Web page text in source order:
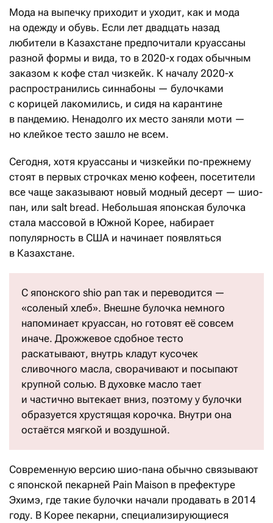
Мода на выпечку приходит и уходит, как и мода
на одежду и обувь. Если лет двадцать назад
любители в Казахстане предпочитали круассаны
разной формы и вида, то в 2020-х годах обычным
заказом к кофе стал чизкейк. К началу 2020-х
распространились синнабоны — булочками
с корицей лакомились, и сидя на карантине
в пандемию. Ненадолго их место заняли моти —
но клейкое тесто зашло не всем.
Сегодня, хотя круассаны и чизкейки по-прежнему
стоят в первых строчках меню кофеен, посетители
все чаще заказывают новый модный десерт — шио-
пан, или salt bread. Небольшая японская булочка
стала массовой в Южной Корее, набирает
популярность в США и начинает появляться
в Казахстане.
С японского shio pan так и переводится —
«соленый хлеб». Внешне булочка немного
напоминает круассан, но готовят её совсем
иначе. Дрожжевое сдобное тесто
раскатывают, внутрь кладут кусочек
сливочного масла, сворачивают и посыпают
крупной солью. В духовке масло тает
и частично вытекает вниз, поэтому у булочки
образуется хрустящая корочка. Внутри она
остаётся мягкой и воздушной.
Современную версию шио-пана обычно связывают
с японской пекарней Pain Maison в префектуре
Эхимэ, где такие булочки начали продавать в 2014
году. В Корее пекарни, специализирующиеся